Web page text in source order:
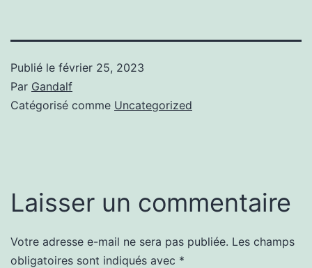
Publié le février 25, 2023
Par Gandalf
Catégorisé comme Uncategorized
Laisser un commentaire
Votre adresse e-mail ne sera pas publiée. Les champs
obligatoires sont indiqués avec *